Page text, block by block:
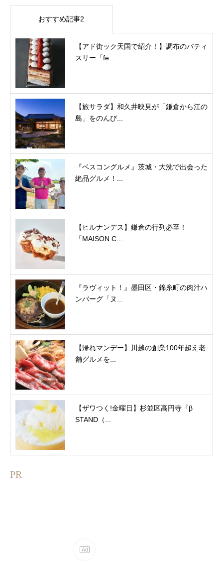
おすすめ記事2
【アド街ック天国で紹介！】調布のパティ
スリー「fe...
【旅サラダ】和久井映見が「鎌倉から江の
島」をのんび...
『ベスコングルメ』茨城・大洗で出会った
絶品グルメ！...
【ヒルナンデス】鎌倉の行列必至！
「MAISON C...
『ラヴィット！』墨田区・錦糸町の肉汁ハ
ンバーグ「ヌ...
【帰れマンデー】川越の創業100年超え老
舗グルメを...
【ザワつく!金曜日】杉並区高円寺『β
STAND（...
PR